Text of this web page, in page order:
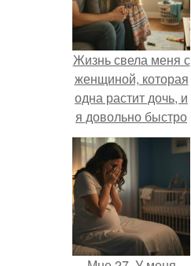
Жизнь свела меня с
женщиной, которая
одна растит дочь, и
я довольно быстро
привязался к ним
обеим.